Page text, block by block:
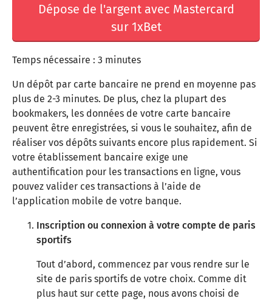
Dépose de l'argent avec Mastercard
sur 1xBet
Temps nécessaire : 3 minutes
Un dépôt par carte bancaire ne prend en moyenne pas
plus de 2-3 minutes. De plus, chez la plupart des
bookmakers, les données de votre carte bancaire
peuvent être enregistrées, si vous le souhaitez, afin de
réaliser vos dépôts suivants encore plus rapidement. Si
votre établissement bancaire exige une
authentification pour les transactions en ligne, vous
pouvez valider ces transactions à l’aide de
l’application mobile de votre banque.
Inscription ou connexion à votre compte de paris
sportifs
Tout d’abord, commencez par vous rendre sur le
site de paris sportifs de votre choix. Comme dit
plus haut sur cette page, nous avons choisi de